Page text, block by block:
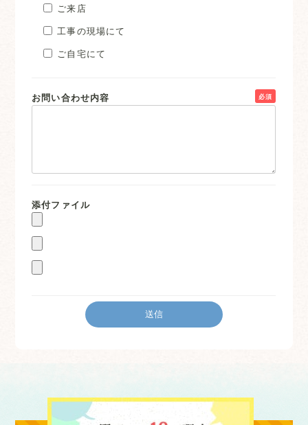
ご来店
工事の現場にて
ご自宅にて
お問い合わせ内容 必須
添付ファイル